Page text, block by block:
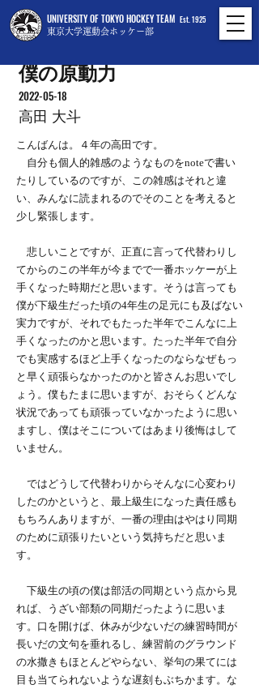
UNIVERSITY OF TOKYO HOCKEY TEAM
東京大学運動会ホッケー部
Est. 1925
僕の原動力
2022-05-18
高田 大斗
こんばんは。４年の高田です。
自分も個人的雑感のようなものをnoteで書い
たりしているのですが、この雑感はそれと違
い、みんなに読まれるのでそのことを考えると
少し緊張します。
悲しいことですが、正直に言って代替わりし
てからのこの半年が今までで一番ホッケーが上
手くなった時期だと思います。そうは言っても
僕が下級生だった頃の4年生の足元にも及ばない
実力ですが、それでもたった半年でこんなに上
手くなったのかと思います。たった半年で自分
でも実感するほど上手くなったのならなぜもっ
と早く頑張らなかったのかと皆さんお思いでし
ょう。僕もたまに思いますが、おそらくどんな
状況であっても頑張っていなかったように思い
ますし、僕はそこについてはあまり後悔はして
いません。
ではどうして代替わりからそんなに心変わり
したのかというと、最上級生になった責任感も
もちろんありますが、一番の理由はやはり同期
のために頑張りたいという気持ちだと思いま
す。
下級生の頃の僕は部活の同期という点から見
れば、うざい部類の同期だったように思いま
す。口を開けば、休みが少ないだの練習時間が
長いだの文句を垂れるし、練習前のグラウンド
の水撒きもほとんどやらない、挙句の果てには
目も当てられないような遅刻もぶちかます。な